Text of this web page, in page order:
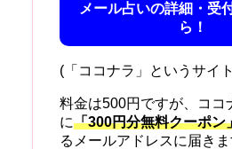
メール占いの詳細・受
ら！
(「ココナラ」というサイ
料金は500円ですが、ココ
に「300円分無料クーポン
るメールアドレスに届きま